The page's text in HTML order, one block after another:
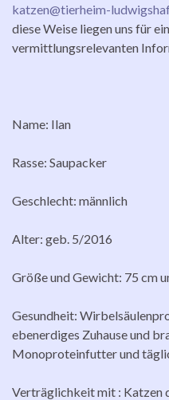
katzen@tierheim-
diese Weise liegen uns für
vermittlungsrelevanten
Name: Ilan
Rasse: Saupacker
Geschlecht: männlich
Alter: geb. 5/2016
Größe und Gewicht: 75 cm
Gesundheit:
ebenerdiges Zuhause und
Monoproteinfutter und
Verträglichkeit mit : Katzen